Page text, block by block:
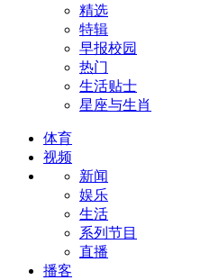
精选
特辑
早报校园
热门
生活贴士
星座与生肖
体育
视频
新闻
娱乐
生活
系列节目
直播
播客